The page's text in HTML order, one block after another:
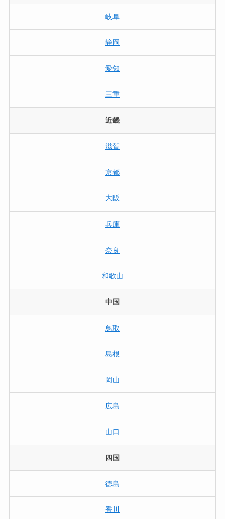
岐阜
静岡
愛知
三重
近畿
滋賀
京都
大阪
兵庫
奈良
和歌山
中国
鳥取
島根
岡山
広島
山口
四国
徳島
香川